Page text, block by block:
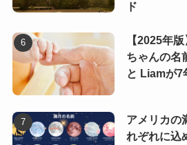
ド
【2025年
ちゃんの名
と Liamが7
アメリカの
れぞれに込